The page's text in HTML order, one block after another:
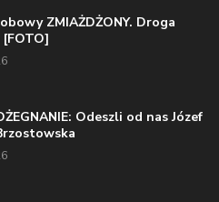
ZMIAŻDŻONY. Droga
Odeszli od nas Józef